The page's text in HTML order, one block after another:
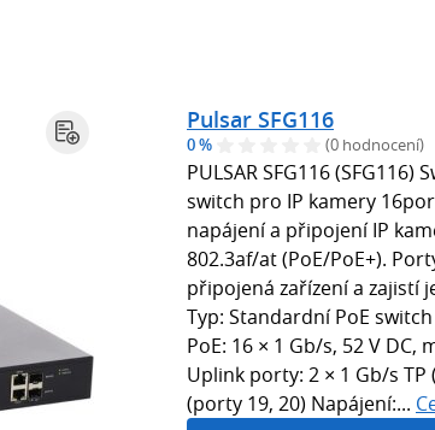
Pulsar SFG116
0 % (0 hodnocení)
PULSAR SFG116 (SFG116)
switch pro IP kamery
napájení a připojení IP
802.3af/at (PoE/PoE+).
připojená zařízení a zajistí
Typ: Standardní PoE
PoE: 16 × 1 Gb/s, 52 V DC,
Uplink porty: 2 × 1 Gb/s TP
(porty 19, 20) Napájení:...